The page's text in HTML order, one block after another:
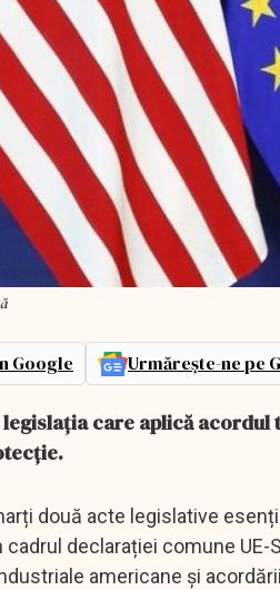
Google Urmărește-ne pe
care aplică acordul
două acte legislative
cadrul declarației comune
americane și